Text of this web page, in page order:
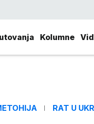
Kolumne
RAT U